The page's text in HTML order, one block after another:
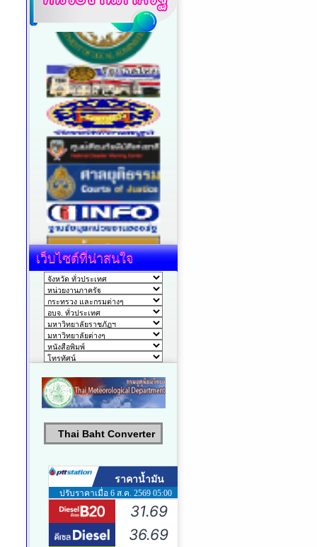
เว็บไซต์ที่น่าสนใจ
Thai Baht Converter